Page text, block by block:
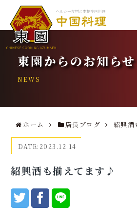
東園からのお知らせ
NEWS
ホーム 店長ブログ 紹興酒
DATE: 2023.12.14
紹興酒も揃えてます♪